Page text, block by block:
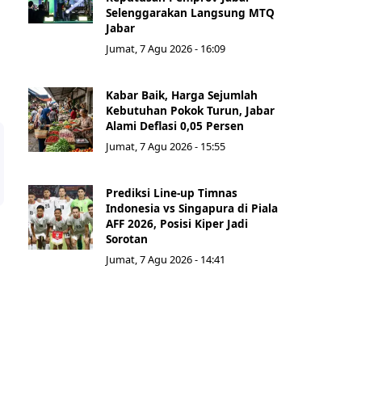
Selenggarakan Langsung MTQ
Jabar
Jumat, 7 Agu 2026 - 16:09
Kabar Baik, Harga Sejumlah
Kebutuhan Pokok Turun, Jabar
Alami Deflasi 0,05 Persen
Jumat, 7 Agu 2026 - 15:55
Prediksi Line-up Timnas
Indonesia vs Singapura di Piala
AFF 2026, Posisi Kiper Jadi
Sorotan
Jumat, 7 Agu 2026 - 14:41